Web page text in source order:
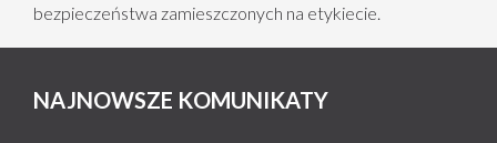
bezpieczeństwa zamieszczonych na etykiecie.
NAJNOWSZE KOMUNIKATY